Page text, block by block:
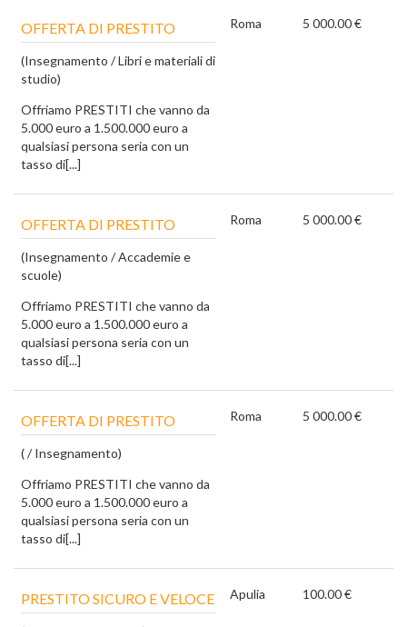
OFFERTA DI PRESTITO
(Insegnamento / Libri e materiali di
studio)
Offriamo PRESTITI che vanno da
5.000 euro a 1.500.000 euro a
qualsiasi persona seria con un
tasso di[...]
Roma 5 000.00 €
OFFERTA DI PRESTITO
(Insegnamento / Accademie e
scuole)
Offriamo PRESTITI che vanno da
5.000 euro a 1.500.000 euro a
qualsiasi persona seria con un
tasso di[...]
Roma 5 000.00 €
OFFERTA DI PRESTITO
( / Insegnamento)
Offriamo PRESTITI che vanno da
5.000 euro a 1.500.000 euro a
qualsiasi persona seria con un
tasso di[...]
Roma 5 000.00 €
PRESTITO SICURO E VELOCE Apulia 100.00 €